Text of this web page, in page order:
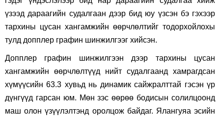
үзээд дараагийн судалгаан дээр бид юу үзсэн бэ гэхээр
тархины цусан хангамжийн өөрчлөлтийг тодорхойлохы
тулд допплер графин шинжилгээг хийсэн.
Допплер графин шинжилгээн дээр тархины цусан
хангамжийн өөрчлөлтүүд нийт судалгаанд хамрагдсан
хүмүүсийн 63.3 хувьд нь динамик сайжралттай гэсэн үр
дүнгүүд гарсан юм. Мөн зэс өөрөө бодисын солилцоонд
маш олон үзүүлэлтэнд оролцож байдаг. Ялангуяа эсийн